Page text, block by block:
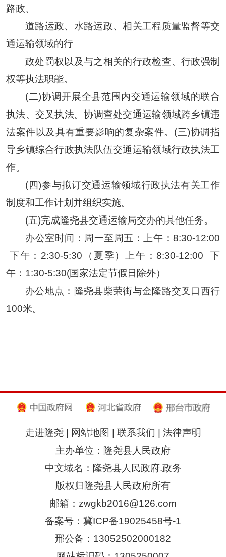
路政、
道路运政、水路运政、相关工程质量监督等交
通运输领域的行
政处罚权以及与之相关的行政检查、行政强制
权等执法职能。
(二)协调开展全县范围内交通运输领域的联合
执法、交叉执法。协调查处交通运输领域跨乡镇违
法案件以及具有重要影响的复杂案件。(三)协调指
导乡镇综合行政执法队伍交通运输领域行政执法工
作。
(四)参与拟订交通运输领域行政执法有关工作
制度和工作计划并组织实施。
(五)完成隆尧县交通运输局交办的其他任务。
办公室时间： 周一至周五：上午：8:30-12:00
下午：2:30-5:30（夏季）上午：8:30-12:00
下
午：1:30-5:30(国家法定节假日除外）
办公地点：隆尧县柴荣街与金隆路交叉口西行
100米。
走进隆尧| 网站地图 | 联系我们 | 法律声明
主办单位：隆尧县人民政府
中文域名：隆尧县人民政府.政务
版权归隆尧县人民政府所有
邮箱：zwgkb2016@126.com
备案号：冀ICP备19025458号-1
邢公备：13052502000182